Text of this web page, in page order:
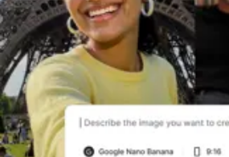
Kling AI 1.6Kling AI 이미지에서 비디오
이미지 투 비디오PixVerse v4.5
Veo 2Veo 2 이미지에서 비디오로Veo 3
비디오로
레이 미니맥스 비디오 01비오 3
VEED.IO
멋진 동영상을 손쉽게 제작하고, 영상